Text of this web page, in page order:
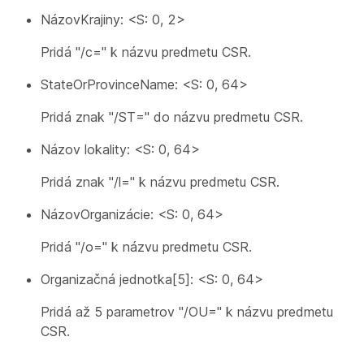
NázovKrajiny: <S: 0, 2>
Pridá "/c=" k názvu predmetu CSR.
StateOrProvinceName: <S: 0, 64>
Pridá znak "/ST=" do názvu predmetu CSR.
Názov lokality: <S: 0, 64>
Pridá znak "/l=" k názvu predmetu CSR.
NázovOrganizácie: <S: 0, 64>
Pridá "/o=" k názvu predmetu CSR.
Organizačná jednotka[5]: <S: 0, 64>
Pridá až 5 parametrov "/OU=" k názvu predmetu
CSR.